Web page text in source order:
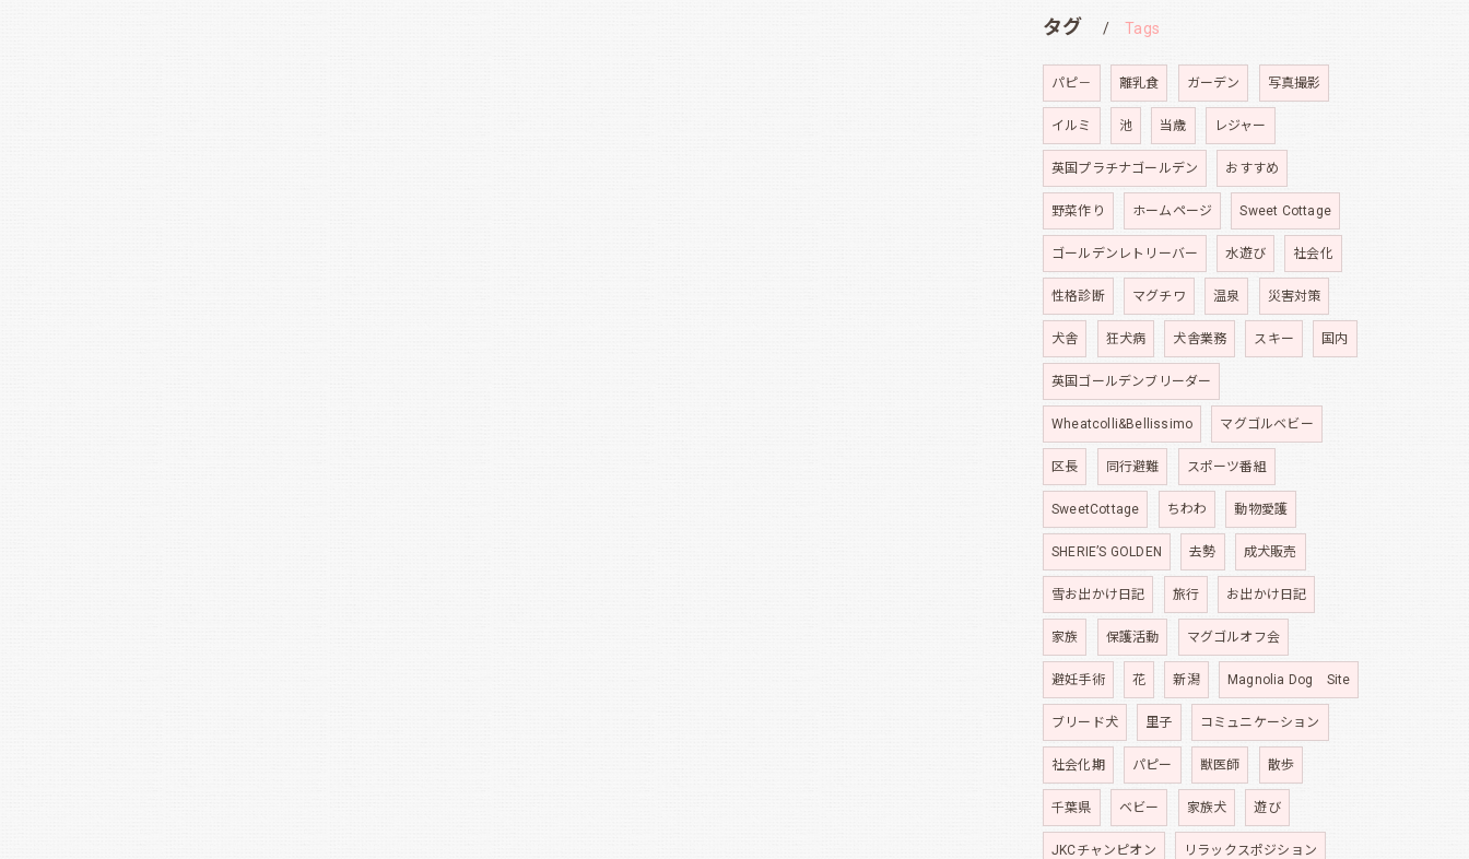
タグ Tags
パピ－ 離乳食 ガーデン 写真撮影
イルミ 池 当歳 レジャー
英国プラチナゴールデン おすすめ
野菜作り ホームページ Sweet Cottage
ゴールデンレトリーバー 水遊び 社会化
性格診断 マグチワ 温泉 災害対策
犬舎 狂犬病 犬舎業務 スキー 国内
英国ゴールデンブリーダー
Wheatcolli&Bellissimo マグゴルベビー
区長 同行避難 スポーツ番組
SweetCottage ちわわ 動物愛護
SHERIE’S GOLDEN 去勢 成犬販売
雪お出かけ日記 旅行 お出かけ日記
家族 保護活動 マグゴルオフ会
避妊手術 花 新潟 Magnolia Dog Site
ブリード犬 里子 コミュニケーション
社会化期 パピー 獣医師 散歩
千葉県 ベビー 家族犬 遊び
JKCチャンピオン リラックスポジション